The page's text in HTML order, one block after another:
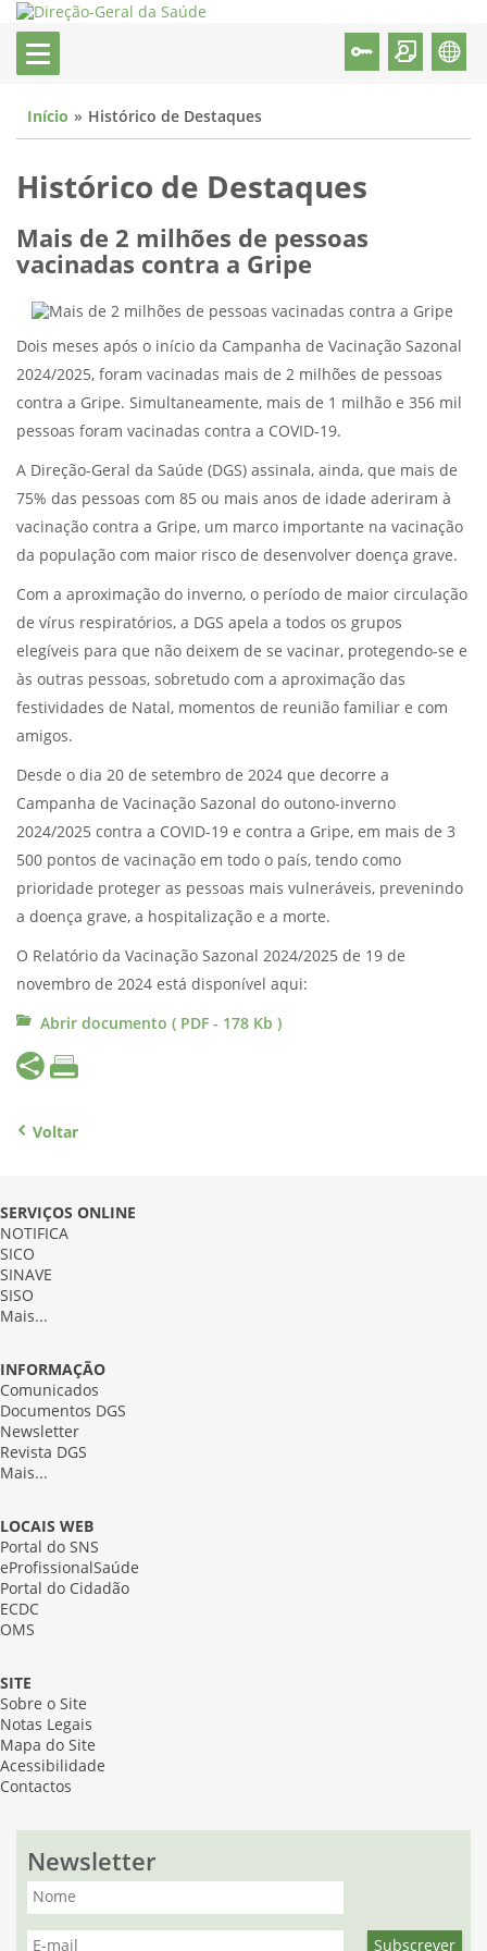
Início Histórico de Destaques
Histórico de Destaques
Mais de 2 milhões de pessoas
vacinadas contra a Gripe
Dois meses após o início da Campanha de Vacinação Sazonal
2024/2025, foram vacinadas mais de 2 milhões de pessoas
contra a Gripe. Simultaneamente, mais de 1 milhão e 356 mil
pessoas foram vacinadas contra a COVID-19.
A Direção-Geral da Saúde (DGS) assinala, ainda, que mais de
75% das pessoas com 85 ou mais anos de idade aderiram à
vacinação contra a Gripe, um marco importante na vacinação
da população com maior risco de desenvolver doença grave.
Com a aproximação do inverno, o período de maior circulação
de vírus respiratórios, a DGS apela a todos os grupos
elegíveis para que não deixem de se vacinar, protegendo-se e
às outras pessoas, sobretudo com a aproximação das
festividades de Natal, momentos de reunião familiar e com
amigos.
Desde o dia 20 de setembro de 2024 que decorre a
Campanha de Vacinação Sazonal do outono-inverno
2024/2025 contra a COVID-19 e contra a Gripe, em mais de 3
500 pontos de vacinação em todo o país, tendo como
prioridade proteger as pessoas mais vulneráveis, prevenindo
a doença grave, a hospitalização e a morte.
O Relatório da Vacinação Sazonal 2024/2025 de 19 de
novembro de 2024 está disponível aqui:
Abrir documento ( PDF - 178 Kb )
Voltar
SERVIÇOS ONLINE
NOTIFICA
SICO
SINAVE
SISO
Mais...
INFORMAÇÃO
Comunicados
Documentos DGS
Newsletter
Revista DGS
Mais...
LOCAIS WEB
Portal do SNS
eProfissionalSaúde
Portal do Cidadão
ECDC
OMS
SITE
Sobre o Site
Notas Legais
Mapa do Site
Acessibilidade
Contactos
Newsletter